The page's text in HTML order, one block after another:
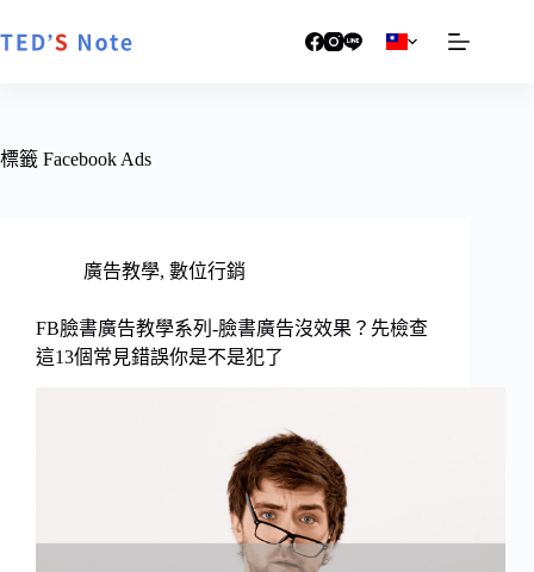
至
容
標籤 Facebook Ads
廣告教學, 數位行銷
FB臉書廣告教學系列-臉書廣告沒效果？先檢查
這13個常見錯誤你是不是犯了